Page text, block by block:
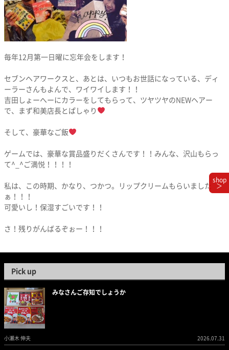
毎年12月第一日曜に忘年会をします！
セブンヘアワークスと、あとは、いつもお世話になっている、ディ
ーラーさんもよんで、ワイワイします！！
吉田しょーへーにカラーをしてもらって、ツヤツヤのNEWヘアー
で、まず和美店長とぱしゃり
そして、豪華なご飯
ゲームでは、豪華な賞品盛りだくさんです！！みんな、沢山もらっ
て^_^ご満悦！！！！
私は、この時期、かなり、つかつ。リップクリームもらいました
ぁ！！！
可愛いし！保湿すごいです！！
さ！残りがんばるぞぉー！！！
Pick up
みなさんご存知でしょうか
小瀬木 伸夫 2026.07.31
shop
＞